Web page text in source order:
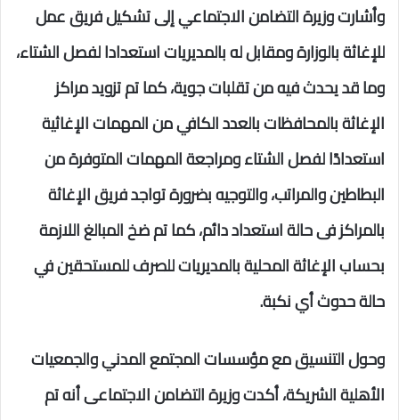
وأشارت وزيرة التضامن الاجتماعي إلى تشكيل فريق عمل
للإغاثة بالوزارة ومقابل له بالمديريات استعدادا لفصل الشتاء،
وما قد يحدث فيه من تقلبات جوية، كما تم تزويد مراكز
الإغاثة بالمحافظات بالعدد الكافي من المهمات الإغاثية
استعدادًا لفصل الشتاء ومراجعة المهمات المتوفرة من
البطاطين والمراتب، والتوجيه بضرورة تواجد فريق الإغاثة
بالمراكز فى حالة استعداد دائم، كما تم ضخ المبالغ اللازمة
بحساب الإغاثة المحلية بالمديريات للصرف للمستحقين في
حالة حدوث أي نكبة.
وحول التنسيق مع مؤسسات المجتمع المدني والجمعيات
الأهلية الشريكة، أكدت وزيرة التضامن الاجتماعى أنه تم